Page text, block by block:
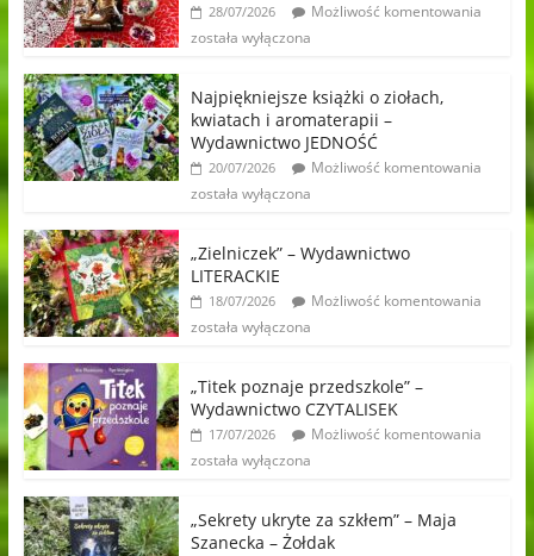
28/07/2026
Możliwość komentowania
została wyłączona
Najpiękniejsze książki o ziołach,
kwiatach i aromaterapii –
Wydawnictwo JEDNOŚĆ
20/07/2026
Możliwość komentowania
została wyłączona
„Zielniczek” – Wydawnictwo
LITERACKIE
18/07/2026
Możliwość komentowania
została wyłączona
„Titek poznaje przedszkole” –
Wydawnictwo CZYTALISEK
17/07/2026
Możliwość komentowania
została wyłączona
„Sekrety ukryte za szkłem” – Maja
Szanecka – Żołdak